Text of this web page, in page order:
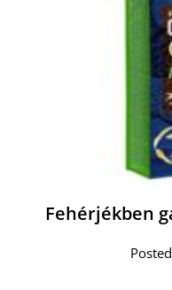
Fehérjékben